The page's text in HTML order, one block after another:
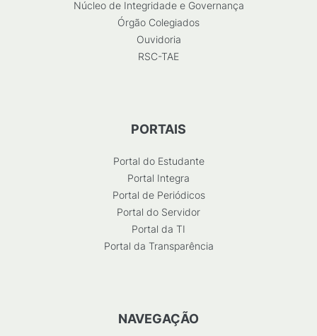
Núcleo de Integridade e Governança
Órgão Colegiados
Ouvidoria
RSC-TAE
PORTAIS
Portal do Estudante
Portal Integra
Portal de Periódicos
Portal do Servidor
Portal da TI
Portal da Transparência
NAVEGAÇÃO